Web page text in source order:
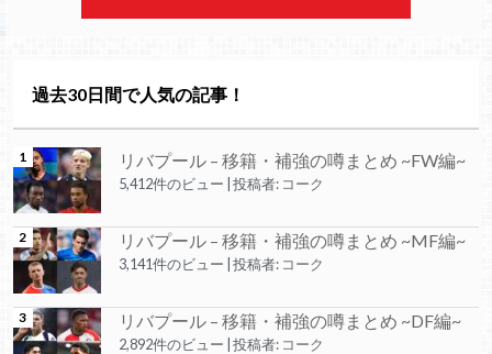
過去30日間で人気の記事！
リバプール – 移籍・補強の噂まとめ ~FW編~
5,412件のビュー 投稿者: コーク
リバプール – 移籍・補強の噂まとめ ~MF編~
3,141件のビュー 投稿者: コーク
リバプール – 移籍・補強の噂まとめ ~DF編~
2,892件のビュー 投稿者: コーク